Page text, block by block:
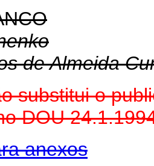
de Almeida
substitui o
DOU
anexos